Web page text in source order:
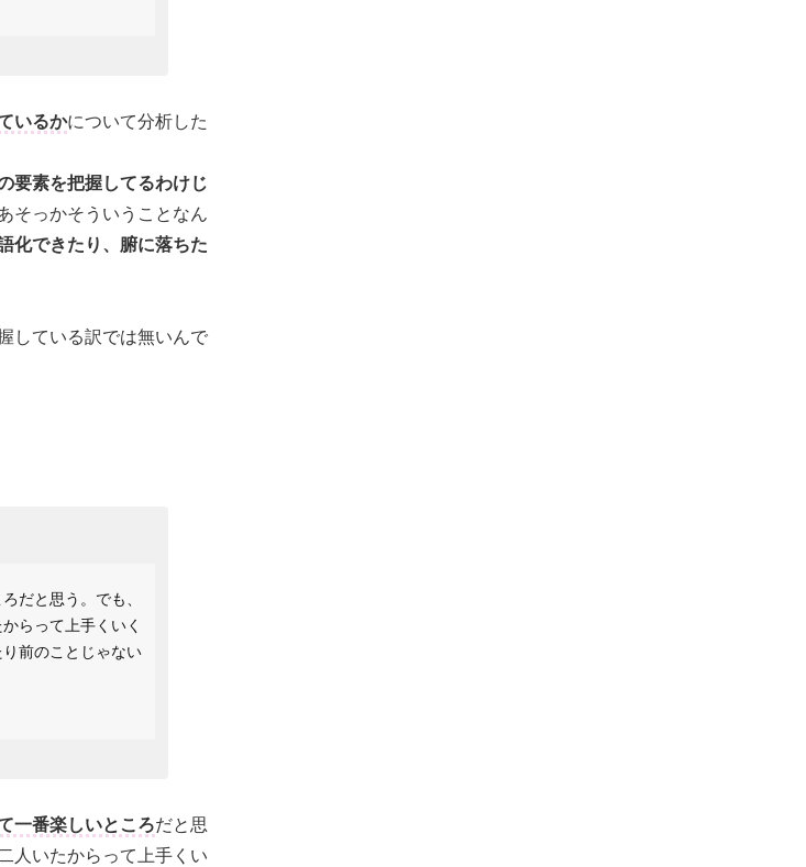
いるかについて分析した
要素を把握してるわけじ
そっかそういうことなん
化できたり、腑に落ちた
している訳では無いんで
だと思う。でも、
らって上手くいく
前のことじゃない
一番楽しいところだと思
人いたからって上手くい